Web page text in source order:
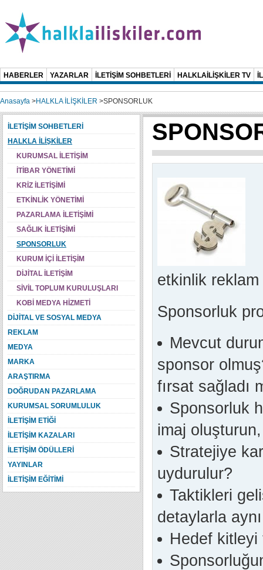
HABERLER YAZARLAR İLETİŞİM SOHBETLERİ HALKLAİLİŞKİLER TV
Anasayfa >HALKLA İLİŞKİLER >SPONSORLUK
etkinlik reklam
Sponsorluk
Mevcut
sponsor
fırsat sağladı
Sponsorluk
imaj
Stratejiye
uydurulur?
Taktikleri
detaylarla
Hedef kitleyi
İLETİŞİM SOHBETLERİ
HALKLA İLİŞKİLER
KURUMSAL İLETİŞİM
İTİBAR YÖNETİMİ
KRİZ İLETİŞİMİ
ETKİNLİK YÖNETİMİ
PAZARLAMA İLETİŞİMİ
SAĞLIK İLETİŞİMİ
SPONSORLUK
KURUM İÇİ İLETİŞİM
DİJİTAL İLETİŞİM
SİVİL TOPLUM KURULUŞLARI
KOBİ MEDYA HİZMETİ
DİJİTAL VE SOSYAL MEDYA
REKLAM
MEDYA
MARKA
ARAŞTIRMA
DOĞRUDAN PAZARLAMA
KURUMSAL SORUMLULUK
İLETİŞİM ETİĞİ
İLETİŞİM KAZALARI
İLETİŞİM ÖDÜLLERİ
YAYINLAR
İLETİŞİM EĞİTİMİ